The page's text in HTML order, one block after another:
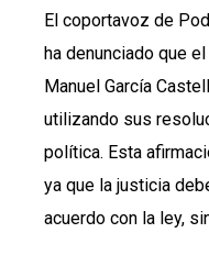
El coportavoz de
ha denunciado que
Manuel García
utilizando sus
política. Esta
ya que la justicia
acuerdo con la ley,